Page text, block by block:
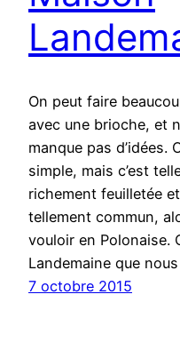
On peut faire
avec une brioche, et
manque pas
simple, mais c’est
richement feuilletée
tellement commun,
vouloir en Polonaise.
Landemaine que
7 octobre 2015